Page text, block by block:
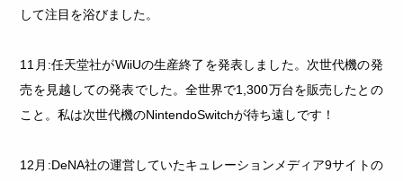
して注目を浴びました。
11月:任天堂社がWiiUの生産終了を発表しました。次世代機の発
売を見越しての発表でした。全世界で1,300万台を販売したとの
こと。私は次世代機のNintendoSwitchが待ち遠しです！
12月:DeNA社の運営していたキュレーションメディア9サイトの